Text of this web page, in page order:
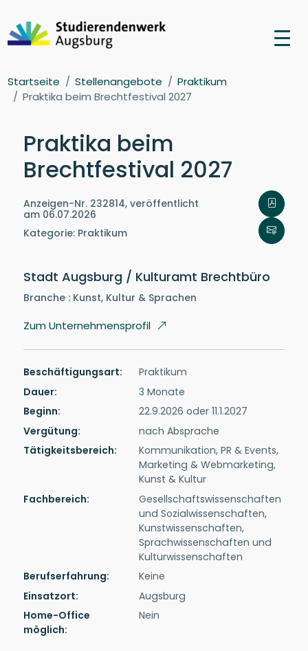
Startseite Stellenangebote
Praktikum
Praktika beim Brechtfestival 2027
Praktika beim
Brechtfestival 2027
Anzeigen-Nr. 232814, veröffentlicht
am 06.07.2026
Kategorie: Praktikum
Stadt Augsburg / Kulturamt Brechtbüro
Branche : Kunst, Kultur & Sprachen
Zum Unternehmensprofil
Beschäftigungsart:
Praktikum
Dauer:
3 Monate
Beginn:
22.9.2026 oder 11.1.2027
Vergütung:
nach Absprache
Tätigkeitsbereich:
Kommunikation, PR & Events,
Marketing & Webmarketing,
Kunst & Kultur
Fachbereich:
Gesellschaftswissenschaften
und Sozialwissenschaften,
Kunstwissenschaften,
Sprachwissenschaften und
Kulturwissenschaften
Berufserfahrung:
Keine
Einsatzort:
Augsburg
Home-Office
möglich:
Nein